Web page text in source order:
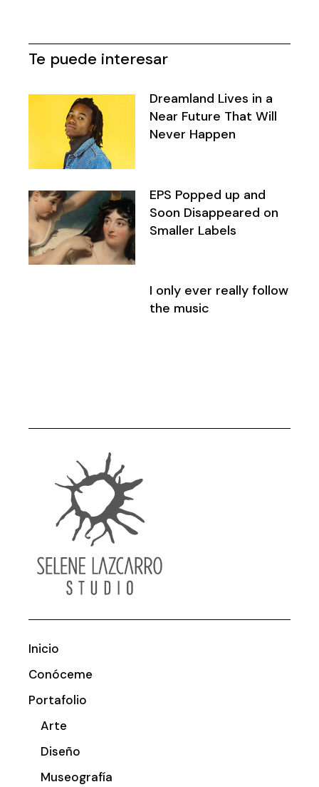
Te puede interesar
Dreamland Lives in a
Near Future That Will
Never Happen
EPS Popped up and
Soon Disappeared on
Smaller Labels
I only ever really follow
the music
Inicio
Conóceme
Portafolio
Arte
Diseño
Museografía